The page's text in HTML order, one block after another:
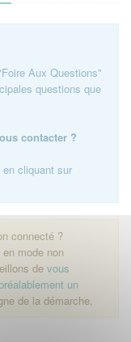
Aux Questions"
questions que
contacter ?
cliquant sur
connecté ?
mode non
de vous
un
de la démarche.